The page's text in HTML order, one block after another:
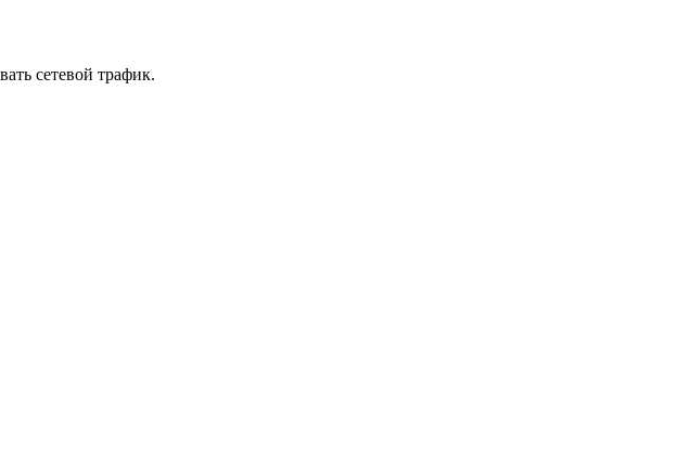
сетевой трафик.